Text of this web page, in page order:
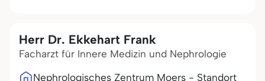
Herr Dr. Ekkehart Frank
Facharzt für Innere Medizin und Nephrologie
Nephrologisches Zentrum Moers - Standort